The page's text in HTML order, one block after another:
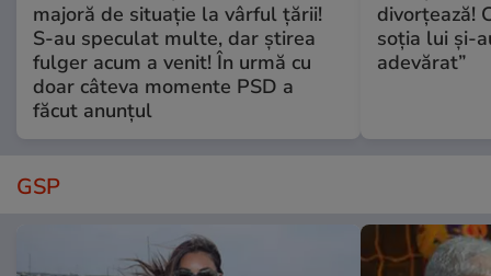
majoră de situație la vârful țării!
S-au speculat multe, dar știrea
fulger acum a venit! În urmă cu
doar câteva momente PSD a
făcut anunțul
divorțează!
soția lui și-
adevărat”
GSP